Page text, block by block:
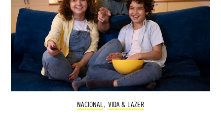
NACIONAL , VIDA & LAZER